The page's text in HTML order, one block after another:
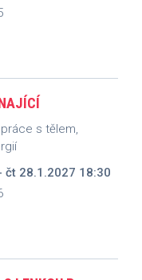
s tělem,
čt 28.1.2027 18:30